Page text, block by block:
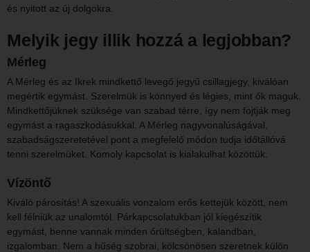
és nyitott az új dolgokra.
Melyik jegy illik hozzá a legjobban?
Mérleg
A Mérleg és az Ikrek mindkettő levegő jegyű csillagjegy, kiválóan
megértik egymást. Szerelmük is könnyed és légies, mint ők maguk.
Mindkettőjüknek szüksége van szabad térre, így nem fojtják meg
egymást a ragaszkodásukkal. A Mérleg nagyvonalúságával,
szabadságszeretetével pont a megfelelő módon tudja időtállóvá
tenni szerelmüket. Komoly kapcsolat is kialakulhat közöttük.
Vízöntő
Kiváló párosítás! A szexuális vonzalom erős kettejük között, nem
kell félniük az unalomtól. Párkapcsolatukban jól kiegészítik
egymást, benne vannak minden őrültségben, kalandban,
izgalomban. Nem a hűség szobrai, kölcsönösen szeretnek külön